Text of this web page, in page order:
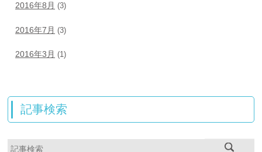
2016年8月 (3)
2016年7月 (3)
2016年3月 (1)
記事検索